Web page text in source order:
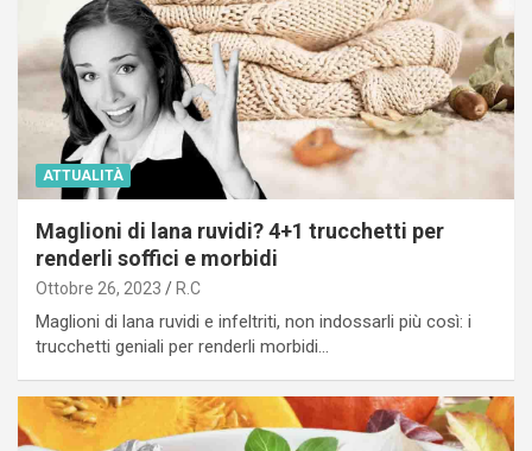
ATTUALITÀ
Maglioni di lana ruvidi? 4+1 trucchetti per
renderli soffici e morbidi
Ottobre 26, 2023 R.C
Maglioni di lana ruvidi e infeltriti, non indossarli più così: i
trucchetti geniali per renderli morbidi…